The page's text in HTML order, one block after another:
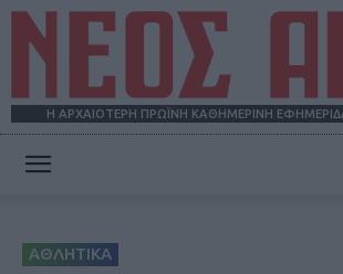
Η ΑΡΧΑΙΟΤΕΡΗ ΠΡΩΪΝΗ ΚΑΘΗΜΕΡΙΝΗ
ΑΘΛΗΤΙΚΑ